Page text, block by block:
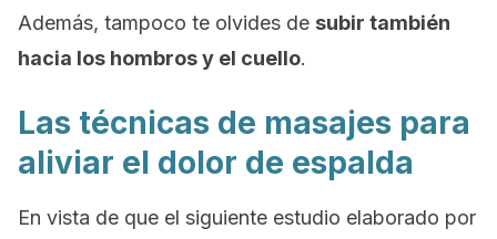
Además, tampoco te olvides de subir también
hacia los hombros y el cuello.
Las técnicas de masajes para
aliviar el dolor de espalda
En vista de que el siguiente estudio elaborado por